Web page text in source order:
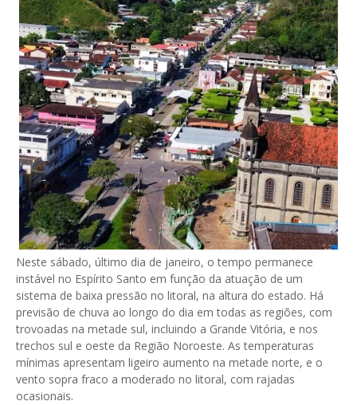
Neste sábado, último dia de janeiro, o tempo permanece
instável no Espírito Santo em função da atuação de um
sistema de baixa pressão no litoral, na altura do estado. Há
previsão de chuva ao longo do dia em todas as regiões, com
trovoadas na metade sul, incluindo a Grande Vitória, e nos
trechos sul e oeste da Região Noroeste. As temperaturas
mínimas apresentam ligeiro aumento na metade norte, e o
vento sopra fraco a moderado no litoral, com rajadas
ocasionais.